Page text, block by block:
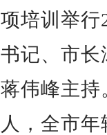
项培训举行
书记、市长
蒋伟峰主持
人，全市